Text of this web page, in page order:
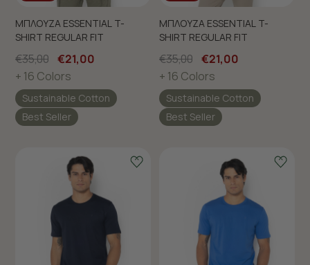
ΜΠΛΟΥΖΑ ESSENTIAL T-
SHIRT REGULAR FIT
€35,00 €21,00
+ 16 Colors
Sustainable Cotton
Best Seller
ΜΠΛΟΥΖΑ ESSENTIAL T-
SHIRT REGULAR FIT
€35,00 €21,00
+ 16 Colors
Sustainable Cotton
Best Seller